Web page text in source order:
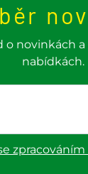
o novinkách
nabídkách.